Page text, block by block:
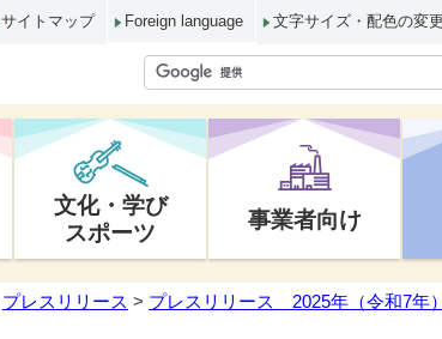
サイトマップ Foreign language 文字サイズ・配色の変更
文化・学び
スポーツ
事業者向け
プレスリリース > プレスリリース 2025年（令和7年